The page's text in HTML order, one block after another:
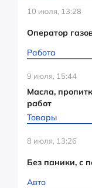
10 июля, 13:28
Оператор
Работа
9 июля, 15:44
Масла,
работ
Товары
8 июля, 13:26
Без паники, с
Авто